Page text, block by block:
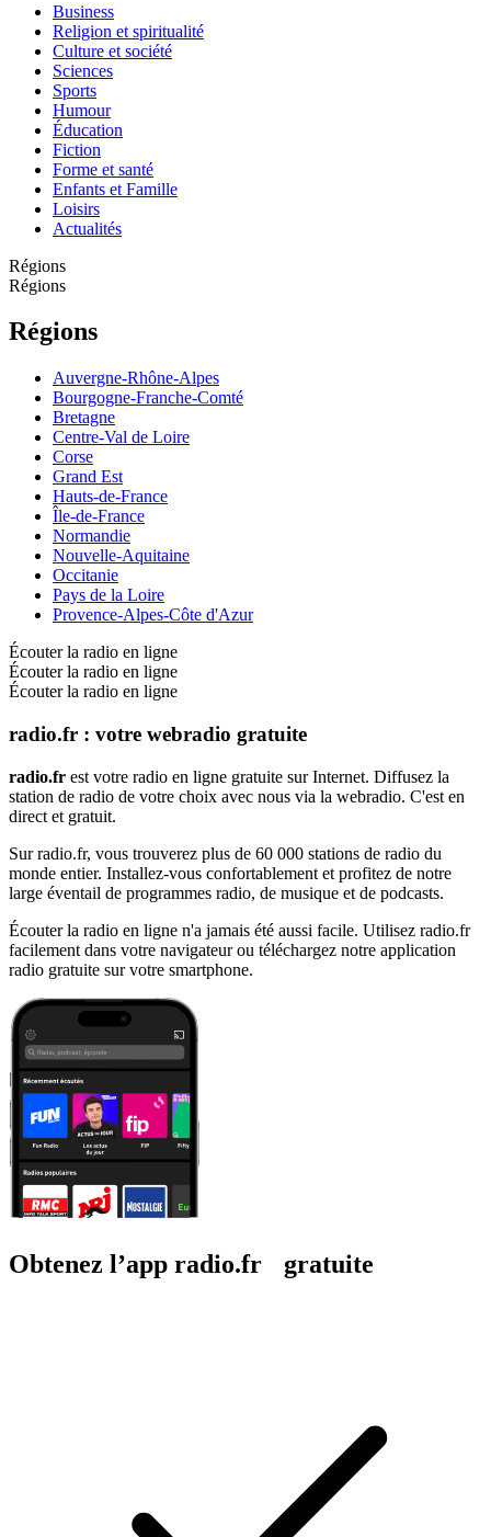
Business
Religion et spiritualité
Culture et société
Sciences
Sports
Humour
Éducation
Fiction
Forme et santé
Enfants et Famille
Loisirs
Actualités
Régions
Régions
Régions
Auvergne-Rhône-Alpes
Bourgogne-Franche-Comté
Bretagne
Centre-Val de Loire
Corse
Grand Est
Hauts-de-France
Île-de-France
Normandie
Nouvelle-Aquitaine
Occitanie
Pays de la Loire
Provence-Alpes-Côte d'Azur
Écouter la radio en ligne
Écouter la radio en ligne
Écouter la radio en ligne
radio.fr : votre webradio gratuite
radio.fr est votre radio en ligne gratuite sur Internet. Diffusez la
station de radio de votre choix avec nous via la webradio. C'est en
direct et gratuit.
Sur radio.fr, vous trouverez plus de 60 000 stations de radio du
monde entier. Installez-vous confortablement et profitez de notre
large éventail de programmes radio, de musique et de podcasts.
Écouter la radio en ligne n'a jamais été aussi facile. Utilisez radio.fr
facilement dans votre navigateur ou téléchargez notre application
radio gratuite sur votre smartphone.
Obtenez l’app radio.fr gratuite